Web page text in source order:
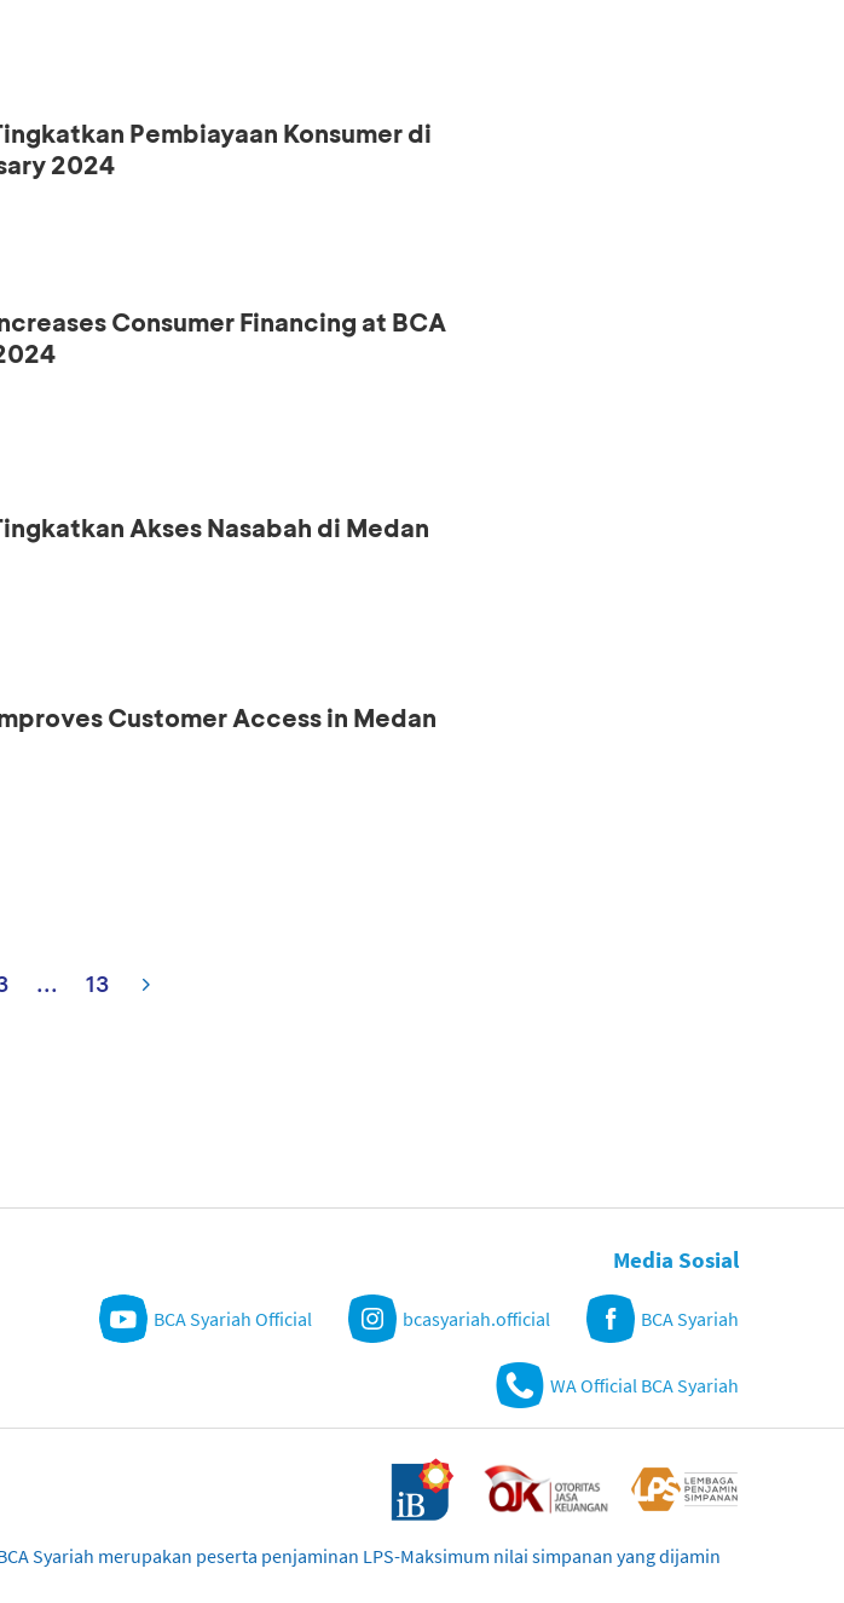
Pembiayaan Konsumer di
2024
Consumer Financing at BCA
Akses Nasabah di Medan
Customer Access in Medan
... 13
Media Sosial
BCA Syariah Official bcasyariah.official BCA Syariah
WA Official BCA Syariah
Syariah merupakan peserta penjaminan LPS-Maksimum nilai simpanan yang dijamin